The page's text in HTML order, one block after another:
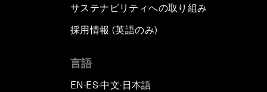
サステナビリティへの取り組み
採用情報 (英語のみ)
言語
EN ▪ ES▪中文▪ 日本語